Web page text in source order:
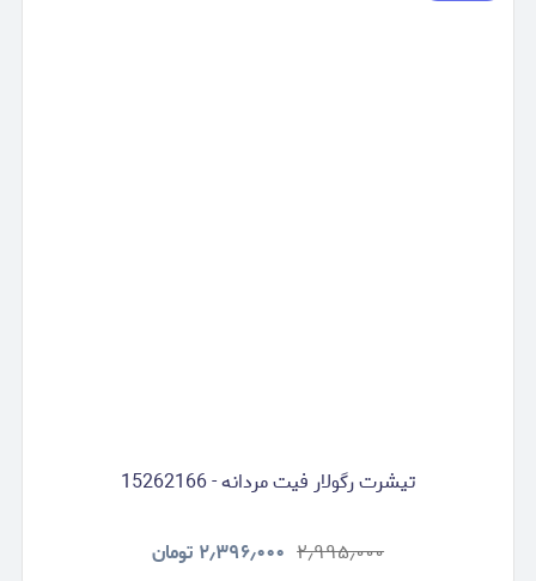
تیشرت رگولار فیت مردانه - 15262166
۲٫۹۹۵٫۰۰۰ ۲٫۳۹۶٫۰۰۰ تومان